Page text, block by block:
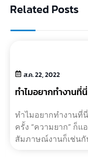
Related Posts
ส.ค. 22, 2022
ทำไมอยากทำงานที่
ทำไมอยากทำงานที่
ครั้ง “ความยาก” ก็
สัมภาษณ์งานก็เช่นกั